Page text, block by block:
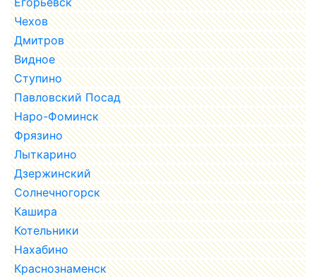
Чехов
Дмитров
Видное
Ступино
Павловский Посад
Наро-Фоминск
Фрязино
Лыткарино
Дзержинский
Солнечногорск
Кашира
Котельники
Нахабино
Краснознаменск